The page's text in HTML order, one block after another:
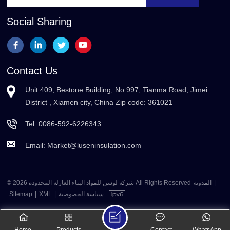
Social Sharing
Contact Us
Unit 409, Bestone Building, No.997, Tianma Road, Jimei
District , Xiamen city, China Zip code: 361021
Tel:0086-592-6226343
Email: Market@luseninsulation.com
© 2026 شركة لوسن للمواد البناء العازلة المحدوده All Rights Reserved المدونة
Sitemap
XML سياسة الخصوصية